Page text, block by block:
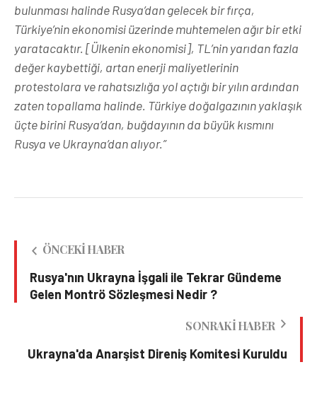
bulunması halinde Rusya’dan gelecek bir fırça,
Türkiye’nin ekonomisi üzerinde muhtemelen ağır bir etki
yaratacaktır. [Ülkenin ekonomisi], TL’nin yarıdan fazla
değer kaybettiği, artan enerji maliyetlerinin
protestolara ve rahatsızlığa yol açtığı bir yılın ardından
zaten topallama halinde. Türkiye doğalgazının yaklaşık
üçte birini Rusya’dan, buğdayının da büyük kısmını
Rusya ve Ukrayna’dan alıyor.”
ÖNCEKI HABER
Rusya'nın Ukrayna İşgali ile Tekrar Gündeme
Gelen Montrö Sözleşmesi Nedir ?
SONRAKI HABER
Ukrayna'da Anarşist Direniş Komitesi Kuruldu